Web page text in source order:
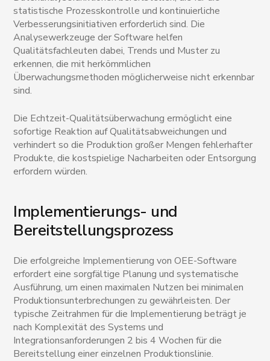
statistische Prozesskontrolle und kontinuierliche
Verbesserungsinitiativen erforderlich sind. Die
Analysewerkzeuge der Software helfen
Qualitätsfachleuten dabei, Trends und Muster zu
erkennen, die mit herkömmlichen
Überwachungsmethoden möglicherweise nicht erkennbar
sind.
Die Echtzeit-Qualitätsüberwachung ermöglicht eine
sofortige Reaktion auf Qualitätsabweichungen und
verhindert so die Produktion großer Mengen fehlerhafter
Produkte, die kostspielige Nacharbeiten oder Entsorgung
erfordern würden.
Implementierungs- und
Bereitstellungsprozess
Die erfolgreiche Implementierung von OEE-Software
erfordert eine sorgfältige Planung und systematische
Ausführung, um einen maximalen Nutzen bei minimalen
Produktionsunterbrechungen zu gewährleisten. Der
typische Zeitrahmen für die Implementierung beträgt je
nach Komplexität des Systems und
Integrationsanforderungen 2 bis 4 Wochen für die
Bereitstellung einer einzelnen Produktionslinie.